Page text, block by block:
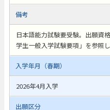
備考
日本語能力試験要受験。出願資
学生一般入学試験要項」を参照し
入学年月（春期）
2026年4月入学
出願区分